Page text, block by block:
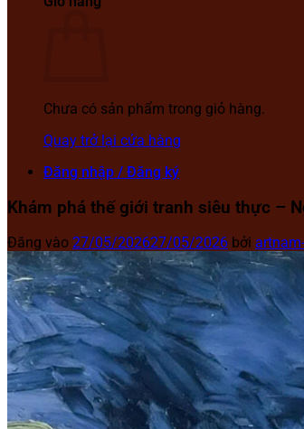
Chưa có sản phẩm trong giỏ hàng.
Quay trở lại cửa hàng
Đăng nhập / Đăng ký
Khám phá thế giới tranh siêu thực –
Đăng vào 27/05/202627/05/2026 bởi